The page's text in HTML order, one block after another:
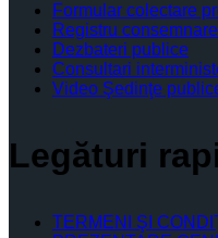
Formular colectare
Registru
Dezbateri publice
Consultari
Video Şedinţe
Legături
TERMENI ŞI